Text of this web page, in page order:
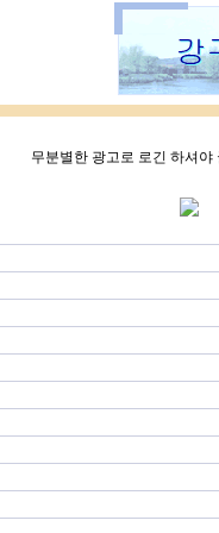
무분별한 광고로 로긴 하셔